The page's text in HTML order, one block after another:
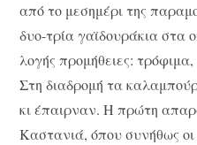
από το μεσημέρι της
δυο-τρία γαϊδουράκια στα
λογής προμήθειες:
Στη διαδρομή τα
κι έπαιρναν. Η πρώτη
Καστανιά, όπου συνήθως οι